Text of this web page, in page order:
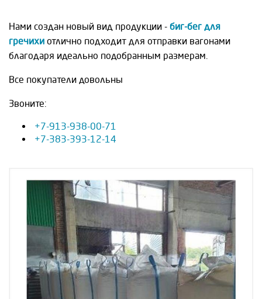
Нами создан новый вид продукции - биг-бег для
гречихи отлично подходит для отправки вагонами
благодаря идеально подобранным размерам.
Все покупатели довольны
Звоните:
+7-913-938-00-71
+7-383-393-12-14